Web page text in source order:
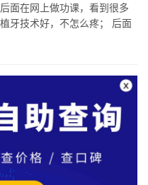
面在网上做功课，看到很多
牙技术好，不怎么疼； 后面